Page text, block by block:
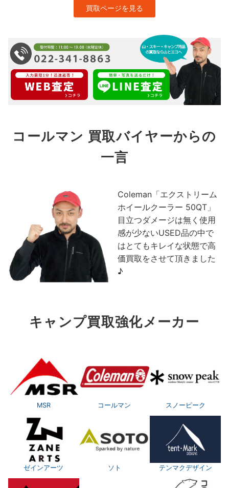
買取ページを見る
コールマン 買取バイヤーからの
一言
Coleman「エクストリーム
ホイールクーラー 50QT」
目立つダメージは無く使用
感が少ないUSED品の中で
はとてもキレイな状態で高
価買取をさせて頂きました
♪
キャンプ買取強化メーカー
MSR コールマン スノーピーク
ゼインアーツ ソト テンマクデザイン